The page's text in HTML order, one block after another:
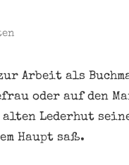
Arbeit als
oder auf den
Lederhut
Haupt saß.